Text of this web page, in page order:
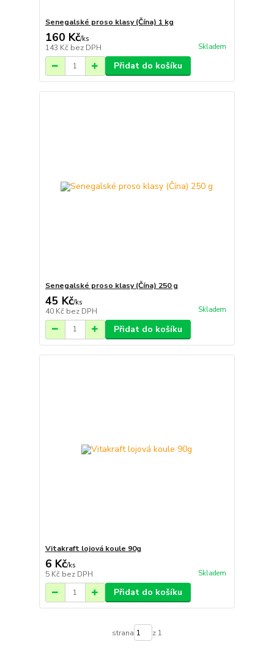
Senegalské proso klasy (Čína) 1 kg
160 Kč/ks
143 Kč bez DPH Skladem
Přidat do košíku
Senegalské proso klasy (Čína) 250 g
45 Kč/ks
40 Kč bez DPH Skladem
Přidat do košíku
Vitakraft lojová koule 90g
6 Kč/ks
5 Kč bez DPH Skladem
Přidat do košíku
strana z 1